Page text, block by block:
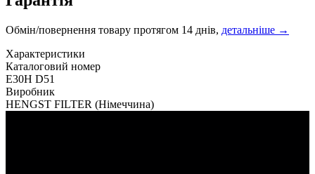
Обмін/повернення товару протягом 14 днів, детальніше →
Характеристики
Каталоговий номер
E30H D51
Виробник
HENGST FILTER (Німеччина)